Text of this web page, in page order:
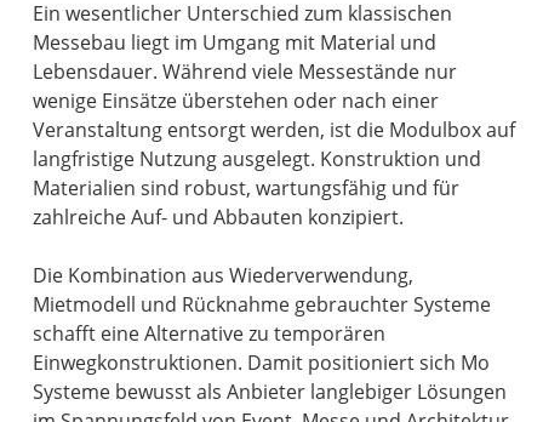
Ein wesentlicher Unterschied zum klassischen
Messebau liegt im Umgang mit Material und
Lebensdauer. Während viele Messestände nur
wenige Einsätze überstehen oder nach einer
Veranstaltung entsorgt werden, ist die Modulbox auf
langfristige Nutzung ausgelegt. Konstruktion und
Materialien sind robust, wartungsfähig und für
zahlreiche Auf- und Abbauten konzipiert.
Die Kombination aus Wiederverwendung,
Mietmodell und Rücknahme gebrauchter Systeme
schafft eine Alternative zu temporären
Einwegkonstruktionen. Damit positioniert sich Mo
Systeme bewusst als Anbieter langlebiger Lösungen